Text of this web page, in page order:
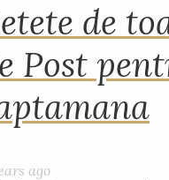
de
Post
ago